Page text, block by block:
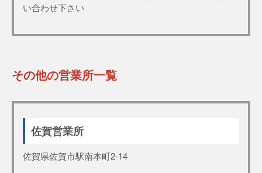
い合わせ下さい
その他の営業所一覧
佐賀営業所
佐賀県佐賀市駅南本町2-14